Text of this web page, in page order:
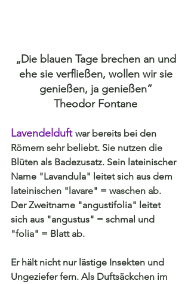
„Die blauen Tage brechen an und
ehe sie verfließen, wollen wir sie
genießen, ja genießen“
Theodor Fontane
Lavendelduft war bereits bei den
Römern sehr beliebt. Sie nutzen die
Blüten als Badezusatz. Sein lateinischer
Name "Lavandula" leitet sich aus dem
lateinischen "lavare" = waschen ab.
Der Zweitname "angustifolia" leitet
sich aus "angustus" = schmal und
"folia" = Blatt ab.
Er hält nicht nur lästige Insekten und
Ungeziefer fern. Als Duftsäckchen im